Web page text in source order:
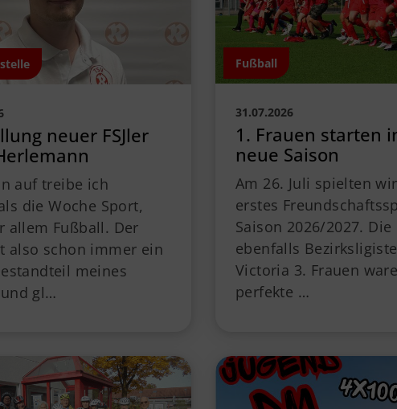
neuer FSJler
auf treibe ich
die Woche Sport,
allem Fußball. Der
also schon immer ein
meines
gl…
Fußball
31.07.2026
1. Frauen starten
neue Saison
Am 26. Juli spielten
erstes
Saison 2026/2027. Die
ebenfalls
Victoria 3. Frauen
perfekte …